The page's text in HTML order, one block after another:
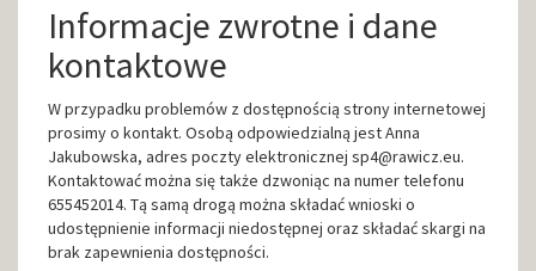
Informacje zwrotne i dane
kontaktowe
W przypadku problemów z dostępnością strony internetowej
prosimy o kontakt. Osobą odpowiedzialną jestAnna
Jakubowska, adres poczty elektronicznej sp4@rawicz.eu.
Kontaktować można się także dzwoniąc na numer telefonu
655452014. Tą samą drogą można składać wnioski o
udostępnienie informacji niedostępnej oraz składać skargi na
brak zapewnienia dostępności.